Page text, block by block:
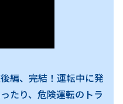
編、完結！運転中に発
たり、危険運転のトラ